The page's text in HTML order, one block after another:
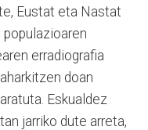
Eustat eta Nastat
erradiografia
doan
Eskualdez
jarriko dute arreta,